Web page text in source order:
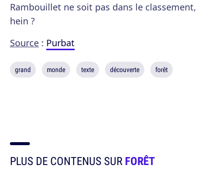
Rambouillet ne soit pas dans le classement,
hein ?
Source : Purbat
grand monde texte découverte forêt
PLUS DE CONTENUS SURFORÊT